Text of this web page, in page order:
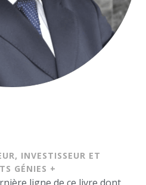
INVESTISSEUR ET
GÉNIES +